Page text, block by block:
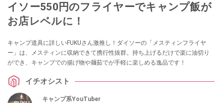
イソー550円のフライヤーでキャンプ飯が
お店レベルに！
キャンプ道具に詳しいFUKUさん激推し！ダイソーの「メスティンフライヤ
ー」は、メスティンに収納できて携行性抜群。持ち上げるだけで楽に油切り
ができ、キャンプでの揚げ物や麺茹でが手軽に楽しめる逸品です！
イチオシスト
キャンプ系YouTuber